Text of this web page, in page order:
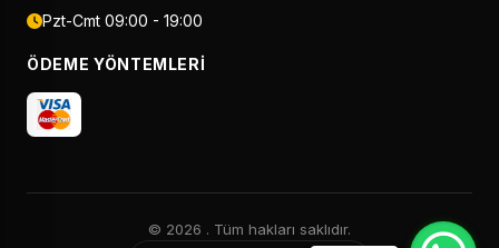
Pzt-Cmt 09:00 - 19:00
ÖDEME YÖNTEMLERI
© 2026 . Tüm hakları saklıdır.